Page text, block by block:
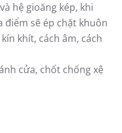
hệ gioăng kép, khi
điểm sẽ ép chặt khuôn
khít, cách âm, cách
cửa, chốt chống xệ